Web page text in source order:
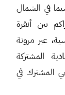
في الشمال
بين أنقرة
عبر مرونة
المشتركة
المشترك في